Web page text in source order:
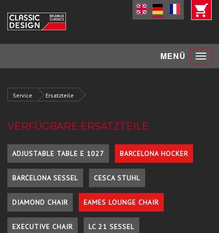
MENÜ Toggle
Service Ersatzteile
VERFÜGBARE ERSATZTEILE
ADJUSTABLE TABLE E 1027 BARCELONA HOCKER
BARCELONA SESSEL CESCA STUHL
DIAMOND CHAIR EAMES LOUNGE CHAIR
EXECUTIVE CHAIR LC 21 SESSEL